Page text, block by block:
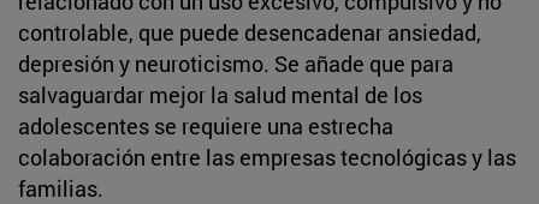
controlable, que puede desencadenar ansiedad,
depresión y neuroticismo. Se añade que para
salvaguardar mejor la salud mental de los
adolescentes se requiere una estrecha
colaboración entre las empresas tecnológicas y las
familias.